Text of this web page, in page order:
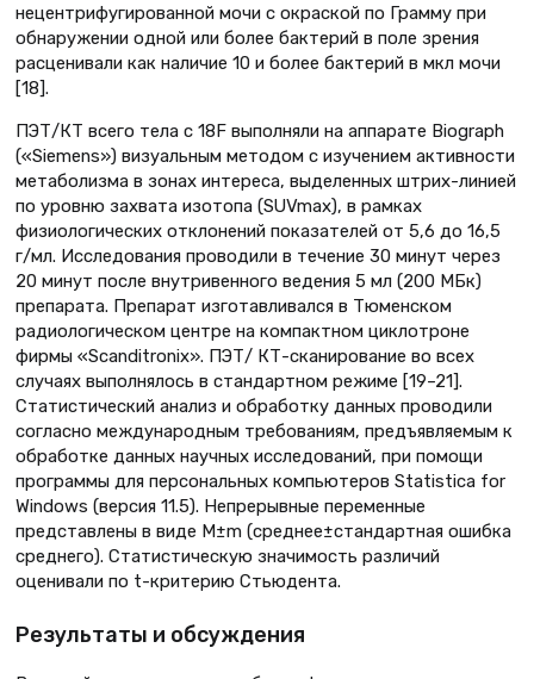
нецентрифугированной мочи с окраской по Грамму при
обнаружении одной или более бактерий в поле зрения
расценивали как наличие 10 и более бактерий в мкл мочи
[18].
ПЭТ/КТ всего тела с 18F выполняли на аппарате Biograph
(«Siemens») визуальным методом с изучением активности
метаболизма в зонах интереса, выделенных штрих-линией
по уровню захвата изотопа (SUVmax), в рамках
физиологических отклонений показателей от 5,6 до 16,5
г/мл. Исследования проводили в течение 30 минут через
20 минут после внутривенного ведения 5 мл (200 МБк)
препарата. Препарат изготавливался в Тюменском
радиологическом центре на компактном циклотроне
фирмы «Scanditronix». ПЭТ/ КТ-сканирование во всех
случаях выполнялось в стандартном режиме [19–21].
Статистический анализ и обработку данных проводили
согласно международным требованиям, предъявляемым к
обработке данных научных исследований, при помощи
программы для персональных компьютеров Statistica for
Windows (версия 11.5). Непрерывные переменные
представлены в виде M±m (среднее±стандартная ошибка
среднего). Статистическую значимость различий
оценивали по t-критерию Стьюдента.
Результаты и обсуждения